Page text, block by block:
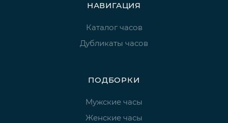
НАВИГАЦИЯ
Каталог часов
Дубликаты часов
ПОДБОРКИ
Мужские часы
Женские часы